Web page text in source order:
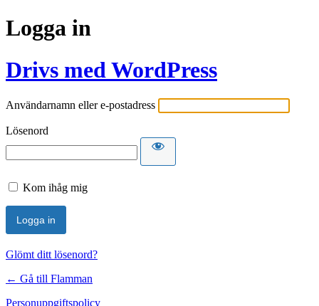
Logga in
Drivs med WordPress
Användarnamn eller e-postadress
Lösenord
Kom ihåg mig
Glömt ditt lösenord?
← Gå till Flamman
Personuppgiftspolicy